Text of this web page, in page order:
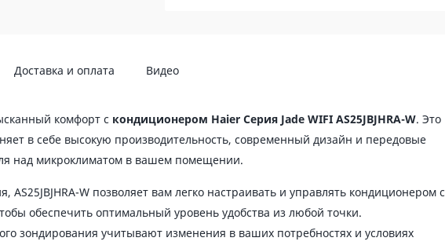
Доставка и оплата Видео
комфорт с кондиционером Haier Серия Jade WIFI AS25JBJHRA-W. Это
в себе высокую производительность, современный дизайн и передовые
над микроклиматом в вашем помещении.
AS25JBJHRA-W позволяет вам легко настраивать и управлять кондиционером с
обеспечить оптимальный уровень удобства из любой точки.
зондирования учитывают изменения в ваших потребностях и условиях